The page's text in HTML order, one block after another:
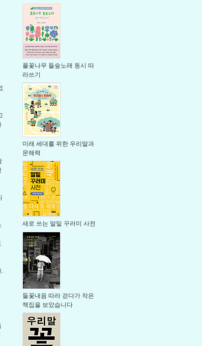
.
풀꽃나무 들숲노래 동시 따
라쓰기
미래 세대를 위한 우리말과
문해력
새로 쓰는 말밑 꾸러미 사전
들꽃내음 따라 걷다가 작은
책집을 보았습니다